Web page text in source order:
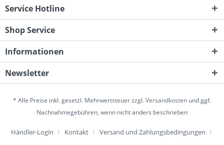
Service Hotline
Shop Service
Informationen
Newsletter
* Alle Preise inkl. gesetzl. Mehrwertsteuer zzgl.Versandkosten und ggf.
Nachnahmegebühren, wenn nicht anders beschrieben
Händler-Login Kontakt
Versand und Zahlungsbedingungen